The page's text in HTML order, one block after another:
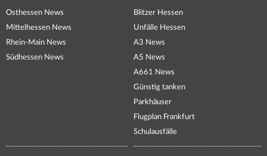
Osthessen News
Mittelhessen News
Rhein-Main News
Südhessen News
Blitzer Hessen
Unfälle Hessen
A3 News
A5 News
A661 News
Günstig tanken
Parkhäuser
Flugplan Frankfurt
Schulausfälle